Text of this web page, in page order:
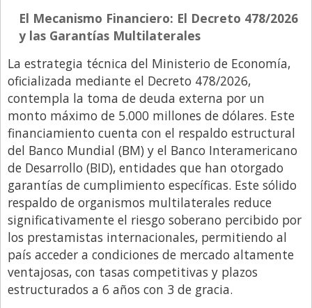
País
Política
Publicidad y Marketing
Real Estate y Propiedades
Responsabilidad Social
Salidas
Santa Fe
Show Business
Sociedad
Tecnología
Tendencias
Viajes
El Mecanismo Financiero: El Decreto 478/2026
y las Garantías Multilaterales
La estrategia técnica del Ministerio de Economía,
oficializada mediante el Decreto 478/2026,
contempla la toma de deuda externa por un
monto máximo de 5.000 millones de dólares. Este
financiamiento cuenta con el respaldo estructural
del Banco Mundial (BM) y el Banco Interamericano
de Desarrollo (BID), entidades que han otorgado
garantías de cumplimiento específicas. Este sólido
respaldo de organismos multilaterales reduce
significativamente el riesgo soberano percibido por
los prestamistas internacionales, permitiendo al
país acceder a condiciones de mercado altamente
ventajosas, con tasas competitivas y plazos
estructurados a 6 años con 3 de gracia.